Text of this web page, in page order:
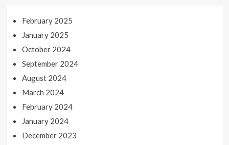
February 2025
January 2025
October 2024
September 2024
August 2024
March 2024
February 2024
January 2024
December 2023